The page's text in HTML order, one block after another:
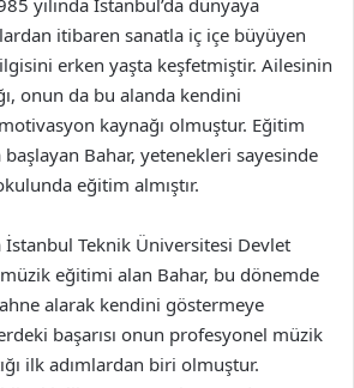
yılında İstanbul’da dünyaya
itibaren sanatla iç içe büyüyen
erken yaşta keşfetmiştir. Ailesinin
onun da bu alanda kendini
kaynağı olmuştur. Eğitim
başlayan Bahar, yetenekleri sayesinde
eğitim almıştır.
İstanbul Teknik Üniversitesi Devlet
müzik eğitimi alan Bahar, bu dönemde
alarak kendini göstermeye
başarısı onun profesyonel müzik
ilk adımlardan biri olmuştur.